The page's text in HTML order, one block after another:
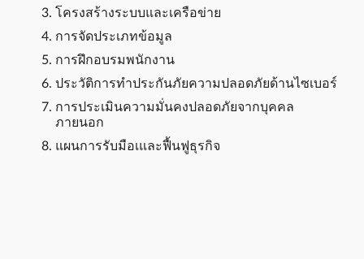
โครงสร้างระบบและเครือข่าย
การจัดประเภทข้อมูล
การฝึกอบรมพนักงาน
ประวัติการทำประกันภัยความปลอดภัยด้านไซเบอร์
การประเมินความมั่นคงปลอดภัยจากบุคคล
ภายนอก
แผนการรับมือเและฟื้นฟูธุรกิจ